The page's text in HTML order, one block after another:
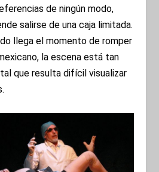
de ningún modo,
salirse de una caja limitada.
llega el momento de romper
la escena está tan
que resulta difícil visualizar